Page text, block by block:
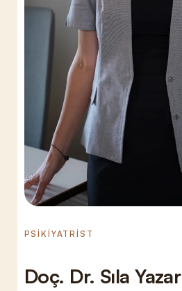
PSİKİYATRİST
Doç. Dr. Sıla Yazar